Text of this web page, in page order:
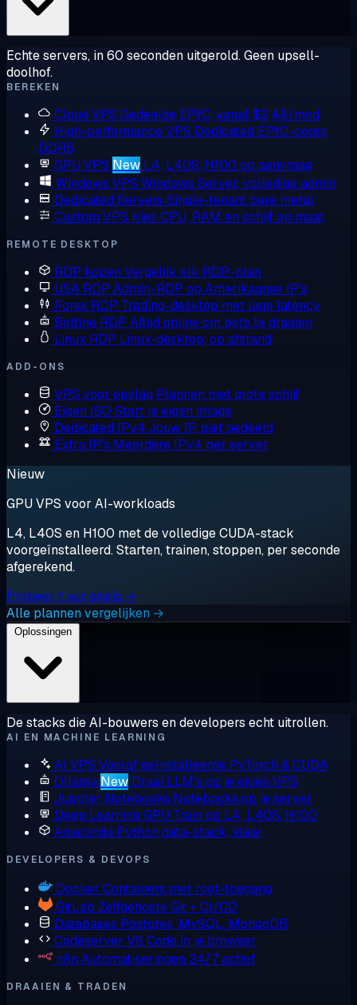
Echte servers, in 60 seconden uitgerold. Geen upsell-
doolhof.
BEREKEN
Cloud VPS Gedeelde EPYC, vanaf $2,48/mnd
High-performance VPS Dedicated EPYC-cores,
DDR5
GPU VPS New L4, L40S, H100 op aanvraag
Windows VPS Windows Server, volledige admin
Dedicated Servers Single-tenant bare metal
Custom VPS Kies CPU, RAM en schijf op maat
REMOTE DESKTOP
RDP kopen Vergelijk elk RDP-plan
USA RDP Admin-RDP op Amerikaanse IP's
Forex RDP Trading-desktop met lage latency
Botting RDP Altijd online om bots te draaien
Linux RDP Linux-desktop, op afstand
ADD-ONS
VPS voor opslag Plannen met grote schijf
Eigen ISO Start je eigen image
Dedicated IPv4 Jouw IP, niet gedeeld
Extra IP's Meerdere IPv4 per server
Nieuw
GPU VPS voor AI-workloads
L4, L40S en H100 met de volledige CUDA-stack
voorgeïnstalleerd. Starten, trainen, stoppen, per seconde
afgerekend.
Probeer 1 uur gratis →
Alle plannen vergelijken →
De stacks die AI-bouwers en developers echt uitrollen.
AI EN MACHINE LEARNING
AI VPS Vooraf geïnstalleerde PyTorch & CUDA
Ollama New Draai LLM's op je eigen VPS
Jupyter Notebooks Notebooks op je server
Deep Learning GPU Train op L4, L40S, H100
Anaconda Python data-stack, klaar
DEVELOPERS & DEVOPS
Docker Containers met root-toegang
GitLab Zelfgehoste Git + CI/CD
Databases Postgres, MySQL, MongoDB
Codeserver VS Code in je browser
n8n Automatiseringen 24/7 actief
DRAAIEN & TRADEN